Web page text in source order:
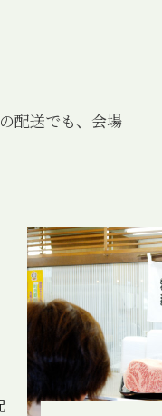
配送でも、会場